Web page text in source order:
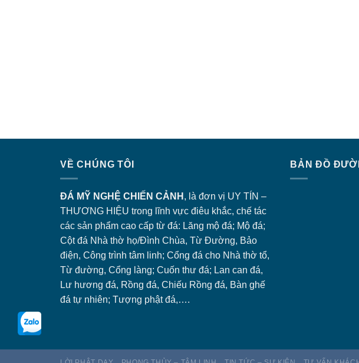
VỀ CHÚNG TÔI
ĐÁ MỸ NGHỆ CHIẾN CẢNH , là đơn vị UY TÍN –
THƯƠNG HIỆU trong lĩnh vực điêu khắc, chế tác
các sản phẩm cao cấp từ đá: Lăng mộ đá; Mộ đá;
Cột đá Nhà thờ họ/Đình Chùa, Từ Đường, Bảo
điện, Công trình tâm linh; Cổng đá cho Nhà thờ tổ,
Từ đường, Cổng làng; Cuốn thư đá; Lan can đá,
Lư hương đá, Rồng đá, Chiếu Rồng đá, Bàn ghế
đá tự nhiên; Tượng phật đá,….
BẢN ĐỒ